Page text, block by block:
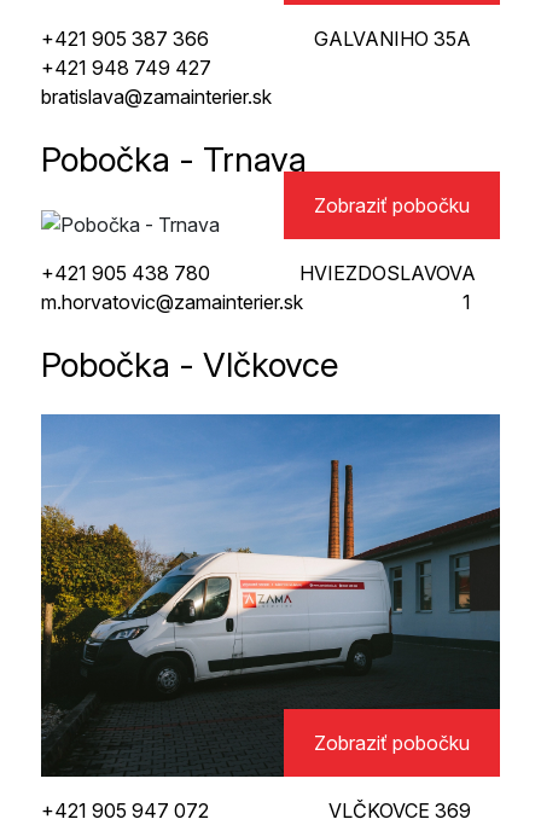
+421 905 387 366
+421 948 749 427
bratislava@zamainterier.sk
GALVANIHO 35A
Pobočka - Trnava
Zobraziť pobočku
+421 905 438 780
m.horvatovic@zamainterier.sk
HVIEZDOSLAVOVA
1
Pobočka - Vlčkovce
Zobraziť pobočku
+421 905 947 072
VLČKOVCE 369